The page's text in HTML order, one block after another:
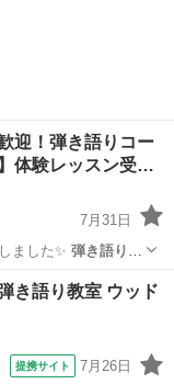
迎！弾き語りコー
体験レッスン受…
7月31日
ました✨ 弾き語り
リキ… ー歴20年以
語り
き語り教室 ウッド
提携サイト 7月26日